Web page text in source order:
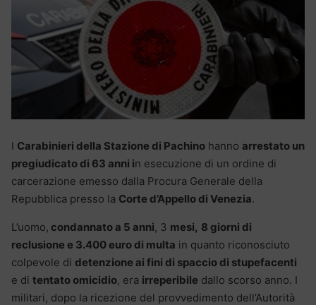
I Carabinieri della Stazione di Pachino hanno arrestato un
pregiudicato di 63 anni in esecuzione di un ordine di
carcerazione emesso dalla Procura Generale della
Repubblica presso la Corte d’Appello di Venezia.
L’uomo, condannato a 5 anni, 3 mesi, 8 giorni di
reclusione e 3.400 euro di multa in quanto riconosciuto
colpevole di detenzione ai fini di spaccio di stupefacenti
e di tentato omicidio, era irreperibile dallo scorso anno. I
militari, dopo la ricezione del provvedimento dell’Autorità